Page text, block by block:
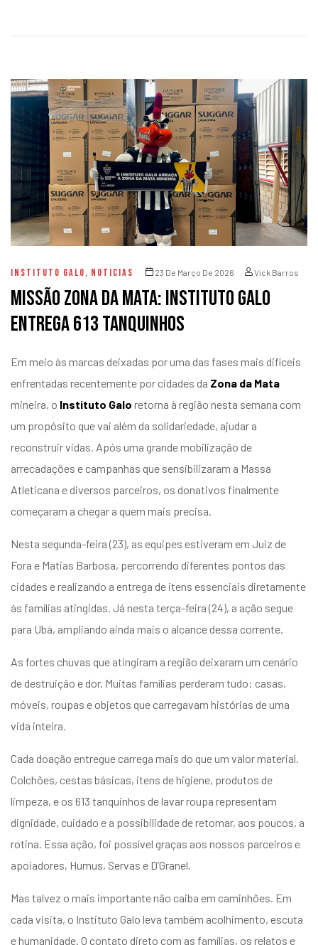
INSTITUTO GALO, NOTICIAS 23 De Março De 2026 Vick Barros
Missão Zona da Mata: Instituto Galo
entrega 613 tanquinhos
Em meio às marcas deixadas por uma das fases mais difíceis
enfrentadas recentemente por cidades da Zona da Mata
mineira, o Instituto Galo retorna à região nesta semana com
um propósito que vai além da solidariedade, ajudar a
reconstruir vidas. Após uma grande mobilização de
arrecadações e campanhas que sensibilizaram a Massa
Atleticana e diversos parceiros, os donativos finalmente
começaram a chegar a quem mais precisa.
Nesta segunda-feira (23), as equipes estiveram em Juiz de
Fora e Matias Barbosa, percorrendo diferentes pontos das
cidades e realizando a entrega de itens essenciais diretamente
às famílias atingidas. Já nesta terça-feira (24), a ação segue
para Ubá, ampliando ainda mais o alcance dessa corrente.
As fortes chuvas que atingiram a região deixaram um cenário
de destruição e dor. Muitas famílias perderam tudo: casas,
móveis, roupas e objetos que carregavam histórias de uma
vida inteira.
Cada doação entregue carrega mais do que um valor material.
Colchões, cestas básicas, itens de higiene, produtos de
limpeza, e os 613 tanquinhos de lavar roupa representam
dignidade, cuidado e a possibilidade de retomar, aos poucos, a
rotina. Essa ação, foi possível graças aos nossos parceiros e
apoiadores, Humus, Servas e D’Granel.
Mas talvez o mais importante não caiba em caminhões. Em
cada visita, o Instituto Galo leva também acolhimento, escuta
e humanidade. O contato direto com as famílias, os relatos e